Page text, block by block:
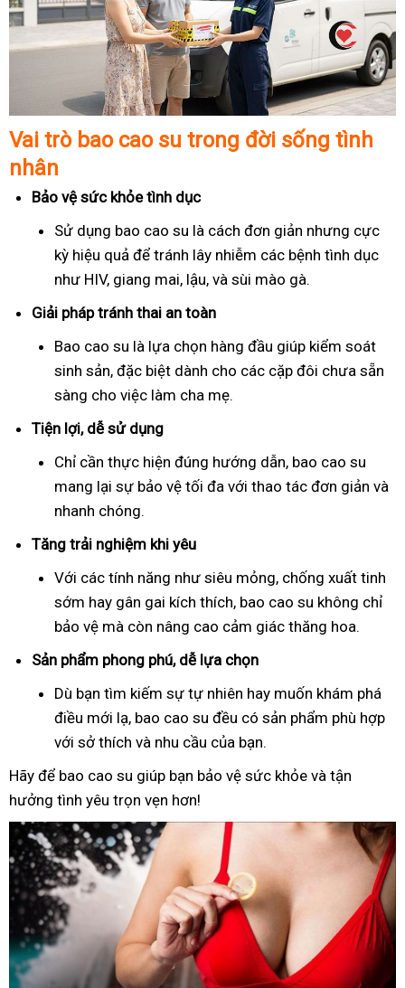
Vai trò bao cao su trong đời sống tình
nhân
Bảo vệ sức khỏe tình dục
Sử dụng bao cao su là cách đơn giản nhưng cực
kỳ hiệu quả để tránh lây nhiễm các bệnh tình dục
như HIV, giang mai, lậu, và sùi mào gà.
Giải pháp tránh thai an toàn
Bao cao su là lựa chọn hàng đầu giúp kiểm soát
sinh sản, đặc biệt dành cho các cặp đôi chưa sẵn
sàng cho việc làm cha mẹ.
Tiện lợi, dễ sử dụng
Chỉ cần thực hiện đúng hướng dẫn, bao cao su
mang lại sự bảo vệ tối đa với thao tác đơn giản và
nhanh chóng.
Tăng trải nghiệm khi yêu
Với các tính năng như siêu mỏng, chống xuất tinh
sớm hay gân gai kích thích, bao cao su không chỉ
bảo vệ mà còn nâng cao cảm giác thăng hoa.
Sản phẩm phong phú, dễ lựa chọn
Dù bạn tìm kiếm sự tự nhiên hay muốn khám phá
điều mới lạ, bao cao su đều có sản phẩm phù hợp
với sở thích và nhu cầu của bạn.
Hãy để bao cao su giúp bạn bảo vệ sức khỏe và tận
hưởng tình yêu trọn vẹn hơn!